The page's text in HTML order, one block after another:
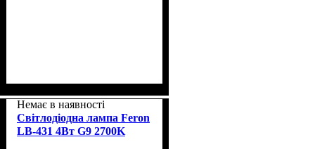
Немає в наявності
Світлодіодна лампа Feron
LB-431 4Вт G9 2700K